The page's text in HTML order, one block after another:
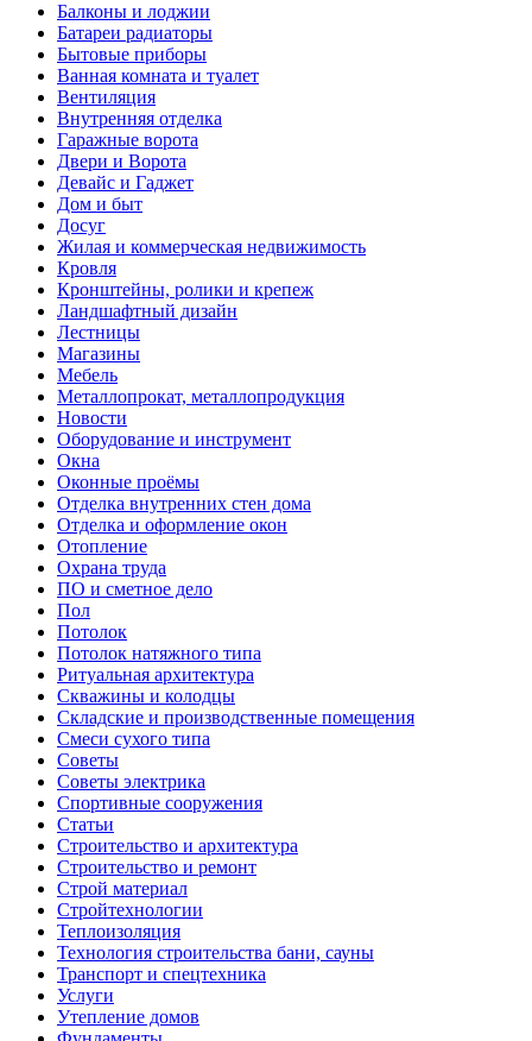
Балконы и лоджии
Батареи радиаторы‎
Бытовые приборы
Ванная комната и туалет
Вентиляция
Внутренняя отделка
Гаражные ворота
Двери и Ворота
Девайс и Гаджет
Дом и быт
Досуг
Жилая и коммерческая недвижимость
Кровля
Кронштейны, ролики и крепеж
Ландшафтный дизайн
Лестницы
Магазины
Мебель
Металлопрокат, металлопродукция
Новости
Оборудование и инструмент
Окна
Оконные проёмы
Отделка внутренних стен дома
Отделка и оформление окон
Отопление
Охрана труда
ПО и сметное дело
Пол
Потолок
Потолок натяжного типа
Ритуальная архитектура
Скважины и колодцы
Складские и производственные помещения
Смеси сухого типа
Советы
Советы электрика
Спортивные сооружения
Статьи
Строительство и архитектура
Строительство и ремонт
Строй материал
Стройтехнологии
Теплоизоляция
Технология строительства бани, сауны
Транспорт и спецтехника
Услуги
Утепление домов